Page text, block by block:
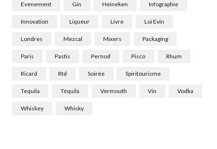
Evenement Gin Heineken Infographie
Innovation Liqueur Livre Loi Evin
Londres Mezcal Mixers Packaging
Paris Pastis Pernod Pisco Rhum
Ricard Rtd Soirée Spiritourisme
Tequila Téquila Vermouth Vin Vodka
Whiskey Whisky